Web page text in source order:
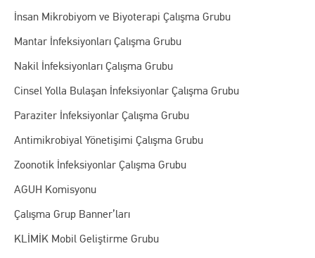
İnsan Mikrobiyom ve Biyoterapi Çalışma Grubu
Mantar İnfeksiyonları Çalışma Grubu
Nakil İnfeksiyonları Çalışma Grubu
Cinsel Yolla Bulaşan İnfeksiyonlar Çalışma Grubu
Paraziter İnfeksiyonlar Çalışma Grubu
Antimikrobiyal Yönetişimi Çalışma Grubu
Zoonotik İnfeksiyonlar Çalışma Grubu
AGUH Komisyonu
Çalışma Grup Banner’ları
KLİMİK Mobil Geliştirme Grubu